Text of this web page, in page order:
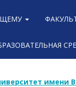
имени